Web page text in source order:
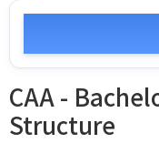
CAA -
Structure